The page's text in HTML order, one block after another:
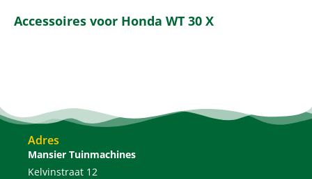
Accessoires voor Honda WT 30 X
Adres
Mansier Tuinmachines
Kelvinstraat 12